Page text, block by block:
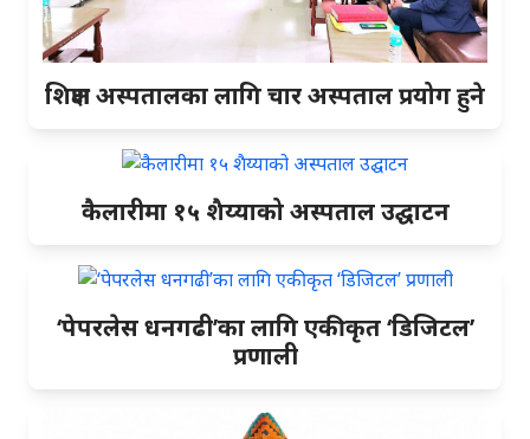
शिक्षण अस्पतालका लागि चार अस्पताल प्रयोग हुने
कैलारीमा १५ शैय्याको अस्पताल उद्घाटन
‘पेपरलेस धनगढी’का लागि एकीकृत ‘डिजिटल’
प्रणाली